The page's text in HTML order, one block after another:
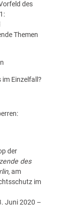
des
Themen
Einzelfall?
der
des
, am
im
Juni 2020 –